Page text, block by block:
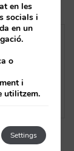
les
en les
socials i
en un
o
i
utilitzem.
Settings